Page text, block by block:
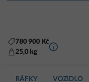
780 900 Kč
25,0 kg
Další
RÁFKY VOZIDLO